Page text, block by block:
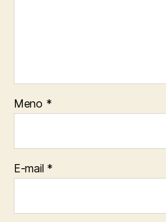
Meno *
E-mail *